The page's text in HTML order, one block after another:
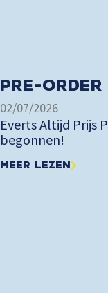
Pre-order
02/07/2026
Everts Altijd Prijs
begonnen!
Meer lezen